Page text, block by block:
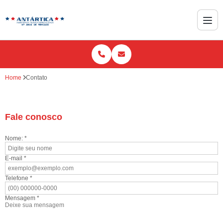
Home Contato
Fale conosco
Nome: *
E-mail *
Telefone *
Mensagem *